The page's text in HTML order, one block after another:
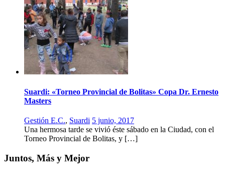
Suardi: «Torneo Provincial de Bolitas» Copa Dr. Ernesto
Masters
Gestión E.C., Suardi 5 junio, 2017
Una hermosa tarde se vivió éste sábado en la Ciudad, con el
Torneo Provincial de Bolitas, y […]
Juntos, Más y Mejor